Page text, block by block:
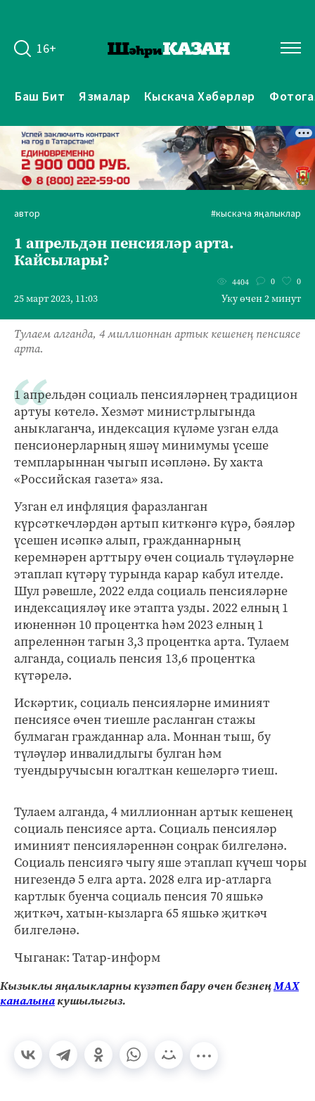
16+
Баш Бит Язмалар Кыскача Хәбәрләр
автор #кыскача яңалыклар
1 апрельдән пенсияләр арта.
Кайсылары?
25 март 2023, 11:03
4404 0 0
Уку өчен 2 минут
Тулаем алганда, 4 миллионнан артык кешенең пенсиясе
арта.
1 апрельдән социаль пенсияләрнең традицион
артуы көтелә. Хезмәт министрлыгында
аныклаганча, индексация күләме узган елда
пенсионерларның яшәү минимумы үсеше
темпларыннан чыгып исәпләнә. Бу хакта
«Российская газета» яза.
Узган ел инфляция фаразланган
күрсәткечләрдән артып киткәнгә күрә, бәяләр
үсешен исәпкә алып, гражданнарның
керемнәрен арттыру өчен социаль түләүләрне
этаплап күтәрү турында карар кабул ителде.
Шул рәвешле, 2022 елда социаль пенсияләрне
индексацияләү ике этапта узды. 2022 елның 1
июненнән 10 процентка һәм 2023 елның 1
апреленнән тагын 3,3 процентка арта. Тулаем
алганда, социаль пенсия 13,6 процентка
күтәрелә.
Искәртик, социаль пенсияләрне иминият
пенсиясе өчен тиешле расланган стажы
булмаган гражданнар ала. Моннан тыш, бу
түләүләр инвалидлыгы булган һәм
туендыручысын югалткан кешеләргә тиеш.
Тулаем алганда, 4 миллионнан артык кешенең
социаль пенсиясе арта. Социаль пенсияләр
иминият пенсияләреннән соңрак билгеләнә.
Социаль пенсиягә чыгу яше этаплап күчеш чоры
нигезендә 5 елга арта. 2028 елга ир-атларга
картлык буенча социаль пенсия 70 яшькә
җиткәч, хатын-кызларга 65 яшькә җиткәч
билгеләнә.
Чыганак: Татар-информ
Кызыклы яңалыкларны күзәтеп бару өчен безнеңМАХ
каналынакушылыгыз.